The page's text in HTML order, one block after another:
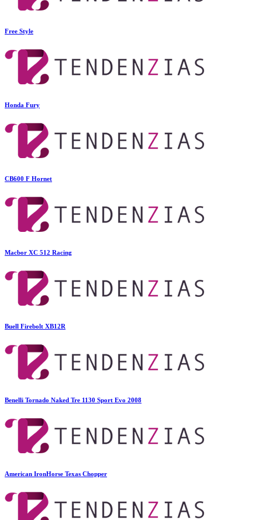
Free Style
Honda Fury
CB600 F Hornet
Macbor XC 512 Racing
Buell Firebolt XB12R
Benelli Tornado Naked Tre 1130 Sport Evo 2008
American IronHorse Texas Chopper